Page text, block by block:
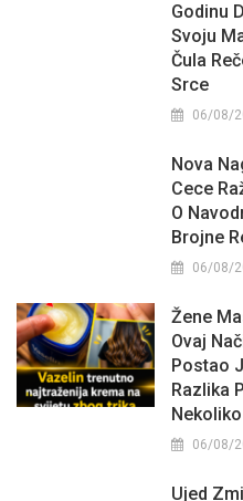
Godinu
Svoju
Čula
Srce
06/08/
Nova
Cece
O
Brojne
06/08/
Žene
Ovaj
Postao
Razlika
06/08/
Ujed